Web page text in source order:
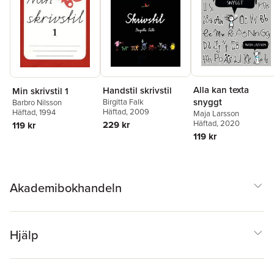
Min skrivstil 1
Barbro Nilsson
Häftad, 1994
119 kr
Handstil skrivstil
Birgitta Falk
Häftad, 2009
229 kr
Alla kan texta
snyggt
Maja Larsson
Häftad, 2020
119 kr
Akademibokhandeln
Hjälp